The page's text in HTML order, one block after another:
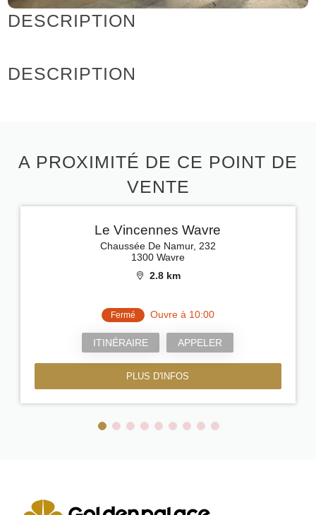
DESCRIPTION
DESCRIPTION
A PROXIMITÉ DE CE POINT DE
VENTE
Le Vincennes Wavre
Chaussée De Namur, 232
1300 Wavre
2.8 km
Fermé Ouvre à 10:00
ITINÉRAIRE APPELER
PLUS D'INFOS